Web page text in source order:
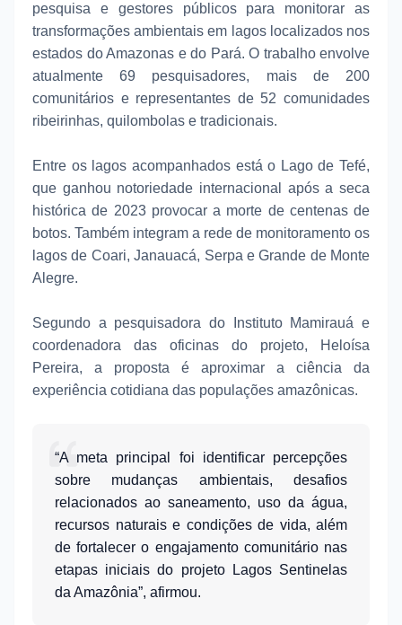
pesquisa e gestores públicos para monitorar as
transformações ambientais em lagos localizados nos
estados do Amazonas e do Pará. O trabalho envolve
atualmente 69 pesquisadores, mais de 200
comunitários e representantes de 52 comunidades
ribeirinhas, quilombolas e tradicionais.
Entre os lagos acompanhados está o Lago de Tefé,
que ganhou notoriedade internacional após a seca
histórica de 2023 provocar a morte de centenas de
botos. Também integram a rede de monitoramento os
lagos de Coari, Janauacá, Serpa e Grande de Monte
Alegre.
Segundo a pesquisadora do Instituto Mamirauá e
coordenadora das oficinas do projeto, Heloísa
Pereira, a proposta é aproximar a ciência da
experiência cotidiana das populações amazônicas.
“A meta principal foi identificar percepções
sobre mudanças ambientais, desafios
relacionados ao saneamento, uso da água,
recursos naturais e condições de vida, além
de fortalecer o engajamento comunitário nas
etapas iniciais do projeto Lagos Sentinelas
da Amazônia”, afirmou.